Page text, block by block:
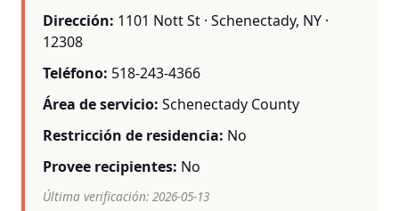
Dirección: 1101 Nott St · Schenectady, NY ·
12308
Teléfono: 518-243-4366
Área de servicio: Schenectady County
Restricción de residencia: No
Provee recipientes: No
Última verificación: 2026-05-13